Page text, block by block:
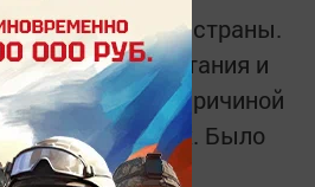
республики и страны.
какие испытания и
что является причиной
в гонках. Было
челнинских